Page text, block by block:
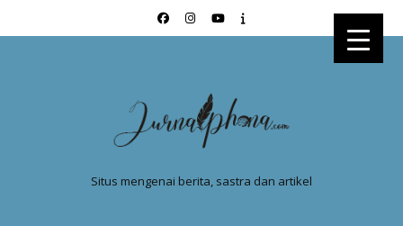
Situs mengenai berita, sastra dan artikel